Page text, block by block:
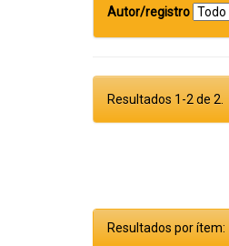
Autor/registro
Resultados 1-2 de 2.
Resultados por ítem: